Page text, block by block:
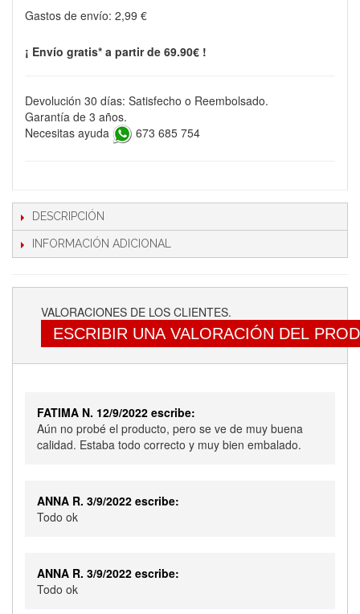
Gastos de envío: 2,99 €
¡ Envío gratis* a partir de 69.90€ !
Devolución 30 días: Satisfecho o Reembolsado.
Garantía de 3 años.
Necesitas ayuda
673 685 754
DESCRIPCIÓN
INFORMACIÓN ADICIONAL
VALORACIONES DE LOS CLIENTES.
ESCRIBIR UNA VALORACIÓN DEL
FATIMA N. 12/9/2022 escribe:
Aún no probé el producto, pero se ve de muy buena
calidad. Estaba todo correcto y muy bien embalado.
ANNA R. 3/9/2022 escribe:
Todo ok
ANNA R. 3/9/2022 escribe:
Todo ok